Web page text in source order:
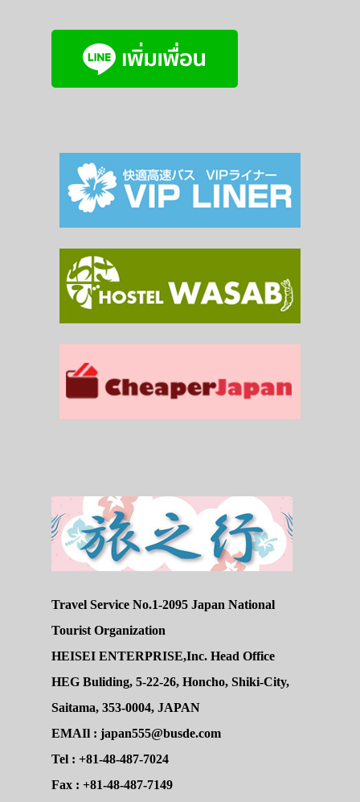
Travel Service No.1-2095 Japan National
Tourist Organization
HEISEI ENTERPRISE,Inc. Head Office
HEG Buliding, 5-22-26, Honcho, Shiki-City,
Saitama, 353-0004, JAPAN
EMAIl : japan555@busde.com
Tel : +81-48-487-7024
Fax : +81-48-487-7149